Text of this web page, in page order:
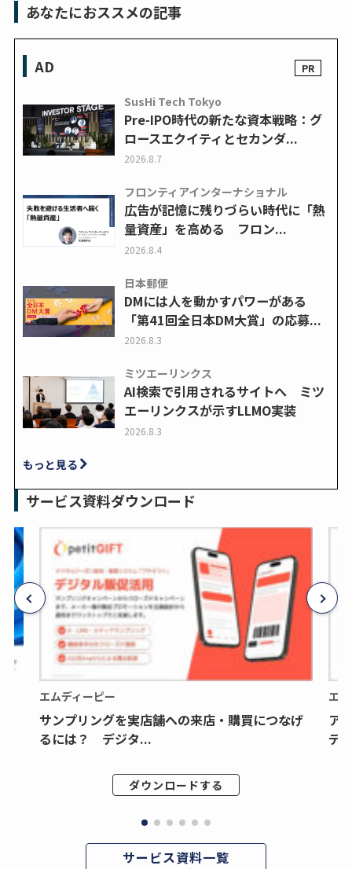
あなたにおススメの記事
AD
SusHi Tech Tokyo
Pre-IPO時代の新たな資本戦略：グ
ロースエクイティとセカンダ...
2026.8.7
フロンティアインターナショナル
広告が記憶に残りづらい時代に「熱
量資産」を高める フロン...
2026.8.4
日本郵便
DMには人を動かすパワーがある
「第41回全日本DM大賞」の応募...
2026.8.3
ミツエーリンクス
AI検索で引用されるサイトへ ミツ
エーリンクスが示すLLMO実装
2026.8.3
もっと見る
サービス資料ダウンロード
エムディーピー
サンプリングを実店舗への来店・購買につなげ
るには？ デジタ...
ダウンロードする
エ
ア
デ
サービス資料一覧